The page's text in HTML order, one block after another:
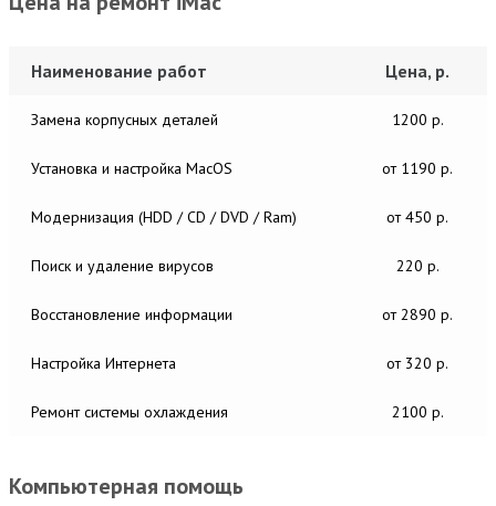
Наименование работ Цена, р.
Замена корпусных деталей 1200 р.
Установка и настройка MacОS от 1190 р.
Модернизация (HDD / CD / DVD / Ram) от 450 р.
Поиск и удаление вирусов 220 р.
Восстановление информации от 2890 р.
Настройка Интернета от 320 р.
Ремонт системы охлаждения 2100 р.
Компьютерная помощь